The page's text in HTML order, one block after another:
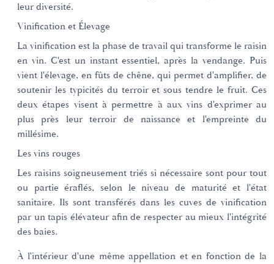
leur diversité.
Vinification et Élevage
La vinification est la phase de travail qui transforme le raisin
en vin. C'est un instant essentiel, après la vendange. Puis
vient l'élevage, en fûts de chêne, qui permet d'amplifier, de
soutenir les typicités du terroir et sous tendre le fruit. Ces
deux étapes visent à permettre à aux vins d'exprimer au
plus près leur terroir de naissance et l'empreinte du
millésime.
Les vins rouges
Les raisins soigneusement triés si nécessaire sont pour tout
ou partie éraflés, selon le niveau de maturité et l'état
sanitaire. Ils sont transférés dans les cuves de vinification
par un tapis élévateur afin de respecter au mieux l'intégrité
des baies.
À l'intérieur d'une même appellation et en fonction de la